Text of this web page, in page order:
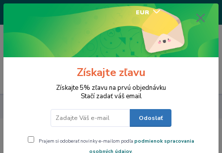
EUR
/Po-Pi 9-17 hod/
0,00 EUR
Dom a byt Obrus PVC, podšitý rôzne rozmery
Obrus PVC, podšitý rôzne rozmery
Získajte zľavu
Získajte 5% zľavu na prvú objednávku
Stačí zadať váš email
Odoslať
Prajem si odoberať novinky e-mailom podľa podmienok spracovania
osobných údajov.